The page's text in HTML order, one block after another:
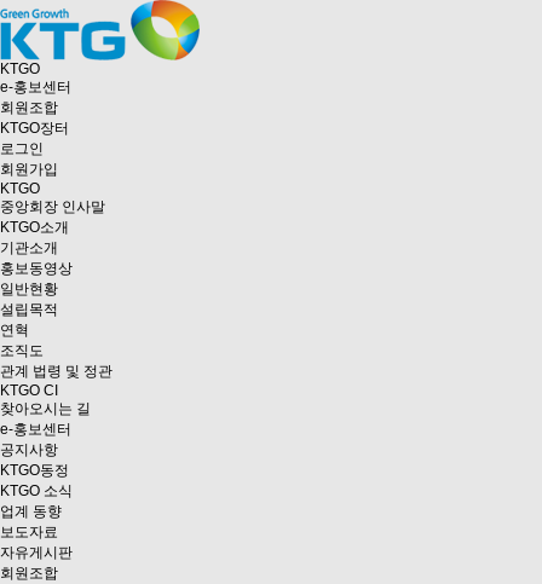
KTGO
e-홍보센터
회원조합
KTGO장터
로그인
회원가입
KTGO
중앙회장 인사말
KTGO소개
기관소개
홍보동영상
일반현황
설립목적
연혁
조직도
관계 법령 및 정관
KTGO CI
찾아오시는 길
e-홍보센터
공지사항
KTGO동정
KTGO 소식
업계 동향
보도자료
자유게시판
회원조합